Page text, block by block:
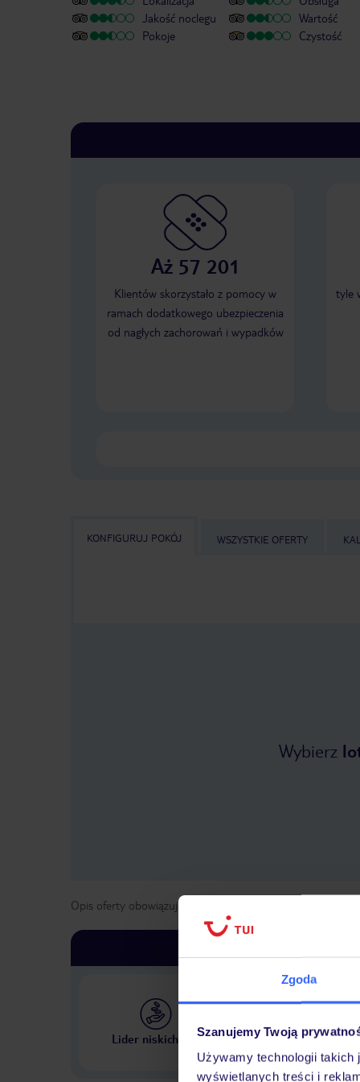
Zgoda
Szanujemy Twoją
Używamy technologii
wyświetlanych treści i
Jakość noclegu
Pokoje
Wartość
Czystość
Aż 57 201
Klientów skorzystało z pomocy w
ramach dodatkowego ubezpieczenia
od nagłych zachorowań i wypadków
tyle
KONFIGURUJ POKÓJ WSZYSTKIE OFERTY
Wybierz
Opis oferty obowiązuje dla wyjazdów w terminie
Lider niskich cen
Największe biuro